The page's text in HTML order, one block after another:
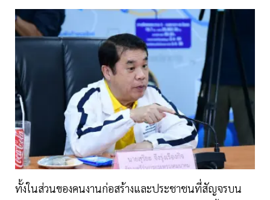
ทั้งในส่วนของคนงานก่อสร้างและประชาชนที่สัญจรบน